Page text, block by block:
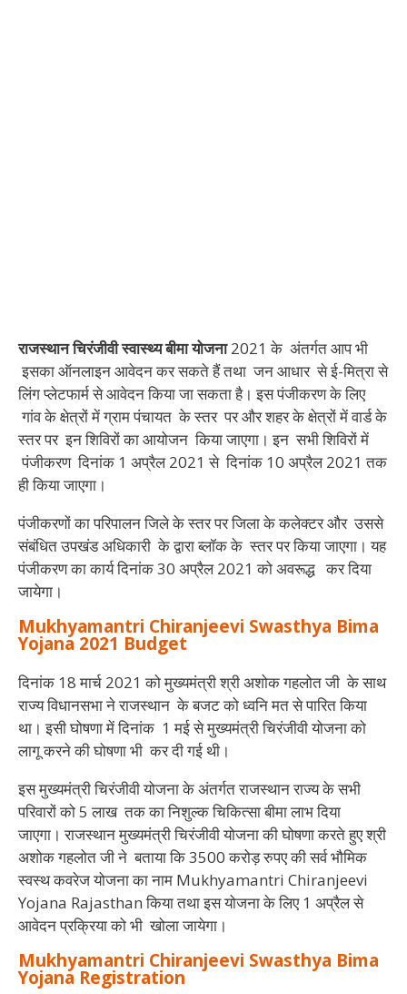
राजस्थानचिरंजीवीस्वास्थ्यबीमायोजना 2021 के अंतर्गत आप भी
इसका ऑनलाइन आवेदन कर सकते हैं तथा जन आधार से ई-मित्रा से
लिंग प्लेटफार्म से आवेदन किया जा सकता है। इस पंजीकरण के लिए
गांव के क्षेत्रों में ग्राम पंचायत के स्तर पर और शहर के क्षेत्रों में वार्ड के
स्तर पर इन शिविरों का आयोजन किया जाएगा। इन सभी शिविरों में
पंजीकरण दिनांक 1 अप्रैल 2021 से दिनांक 10 अप्रैल 2021 तक
ही किया जाएगा।
पंजीकरणों का परिपालन जिले के स्तर पर जिला के कलेक्टर और उससे
संबंधित उपखंड अधिकारी के द्वारा ब्लॉक के स्तर पर किया जाएगा। यह
पंजीकरण का कार्य दिनांक 30 अप्रैल 2021 को अवरूद्ध कर दिया
जायेगा।
Mukhyamantri Chiranjeevi Swasthya Bima
Yojana 2021 Budget
दिनांक 18 मार्च 2021 को मुख्यमंत्री श्री अशोक गहलोत जी के साथ
राज्य विधानसभा ने राजस्थान के बजट को ध्वनि मत से पारित किया
था। इसी घोषणा में दिनांक 1 मई से मुख्यमंत्री चिरंजीवी योजना को
लागू करने की घोषणा भी कर दी गई थी।
इस मुख्यमंत्री चिरंजीवी योजना के अंतर्गत राजस्थान राज्य के सभी
परिवारों को 5 लाख तक का निशुल्क चिकित्सा बीमा लाभ दिया
जाएगा। राजस्थान मुख्यमंत्री चिरंजीवी योजना की घोषणा करते हुए श्री
अशोक गहलोत जी ने बताया कि 3500 करोड़ रुपए की सर्व भौमिक
स्वस्थ कवरेज योजना का नाम Mukhyamantri Chiranjeevi
Yojana Rajasthan किया तथा इस योजना के लिए 1 अप्रैल से
आवेदन प्रक्रिया को भी खोला जायेगा।
Mukhyamantri Chiranjeevi Swasthya Bima
Yojana Registration